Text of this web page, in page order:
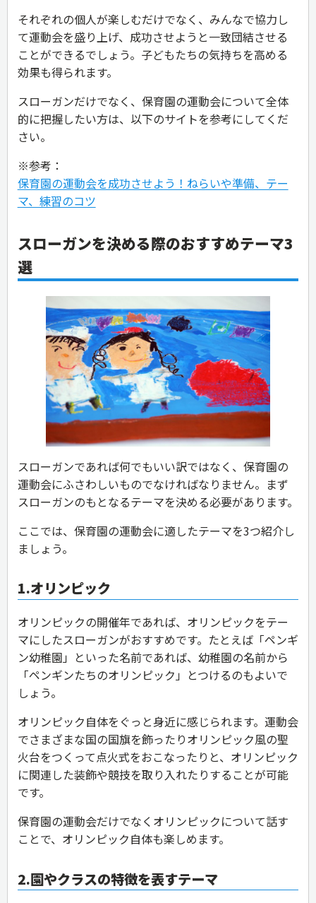
それぞれの個人が楽しむだけでなく、みんなで協力し
て運動会を盛り上げ、成功させようと一致団結させる
ことができるでしょう。子どもたちの気持ちを高める
効果も得られます。
スローガンだけでなく、保育園の運動会について全体
的に把握したい方は、以下のサイトを参考にしてくだ
さい。
※参考：
保育園の運動会を成功させよう！ねらいや準備、テー
マ、練習のコツ
スローガンを決める際のおすすめテーマ3
選
スローガンであれば何でもいい訳ではなく、保育園の
運動会にふさわしいものでなければなりません。まず
スローガンのもとなるテーマを決める必要があります。
ここでは、保育園の運動会に適したテーマを3つ紹介し
ましょう。
1.オリンピック
オリンピックの開催年であれば、オリンピックをテー
マにしたスローガンがおすすめです。たとえば「ペンギ
ン幼稚園」といった名前であれば、幼稚園の名前から
「ペンギンたちのオリンピック」とつけるのもよいで
しょう。
オリンピック自体をぐっと身近に感じられます。運動会
でさまざまな国の国旗を飾ったりオリンピック風の聖
火台をつくって点火式をおこなったりと、オリンピック
に関連した装飾や競技を取り入れたりすることが可能
です。
保育園の運動会だけでなくオリンピックについて話す
ことで、オリンピック自体も楽しめます。
2.園やクラスの特徴を表すテーマ